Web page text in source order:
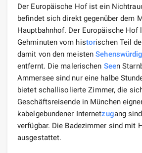
Der Europäische Hof ist ein
befindet sich direkt gegenüber dem
Hauptbahnhof. Der Europäische Hof
Gehminuten vom historischen Teil
damit von den meisten
entfernt. Die malerischen Seen
Ammersee sind nur eine halbe
bietet schallisolierte Zimmer, die
Geschäftsreisende in München
kabelgebundener Internetzugang
verfügbar. Die Badezimmer sind mit
ausgestattet.